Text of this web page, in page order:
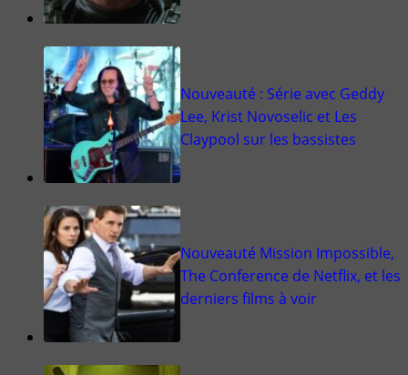
Nouveauté : Série avec Geddy
Lee, Krist Novoselic et Les
Claypool sur les bassistes
Nouveauté Mission Impossible,
The Conference de Netflix, et les
derniers films à voir